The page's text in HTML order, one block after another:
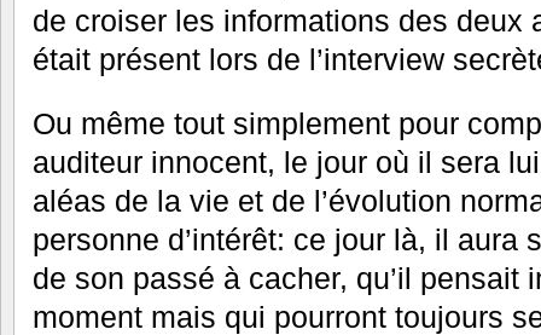
de croiser les informations des deux
était présent lors de l’interview
Ou même tout simplement pour
auditeur innocent, le jour où il sera
aléas de la vie et de l’évolution
personne d’intérêt: ce jour là, il aura
de son passé à cacher, qu’il pensait
moment mais qui pourront toujours